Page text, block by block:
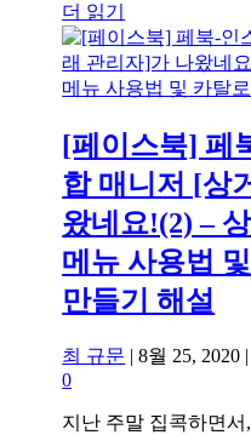
더 읽기
[페이스북] 페
합 매니저 [상
왔네요!(2) –
메뉴 사용법
만들기 해설
최 규문 |8월 25, 2020
0
지난 주말 집콕하면